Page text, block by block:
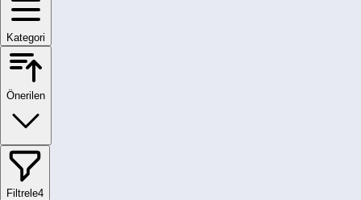
Kategori
Önerilen
Filtrele4